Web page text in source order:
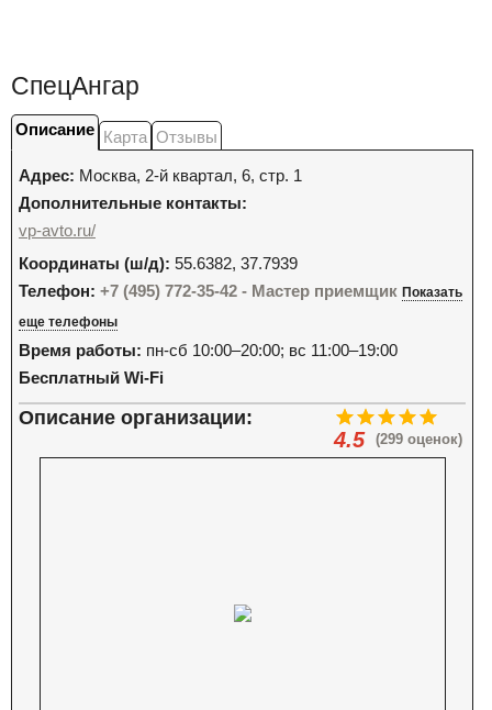
СпецАнгар
Описание Карта Отзывы
Адрес: Москва, 2-й квартал, 6, стр. 1
Дополнительные контакты:
vp-avto.ru/
Координаты (ш/д): 55.6382, 37.7939
Телефон: +7 (495) 772-35-42 - Мастер приемщик Показать
еще телефоны
Время работы: пн-сб 10:00–20:00; вс 11:00–19:00
Бесплатный Wi-Fi
(299 оценок)
4.5
Описание организации: